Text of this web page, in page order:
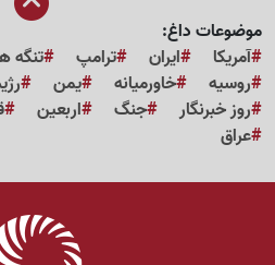
موضوعات داغ:
آمریکا
ایران ترامپ تنگه
روسیه
خاورمیانه یمن
روز خبرنگار
جنگ اربعین
عراق